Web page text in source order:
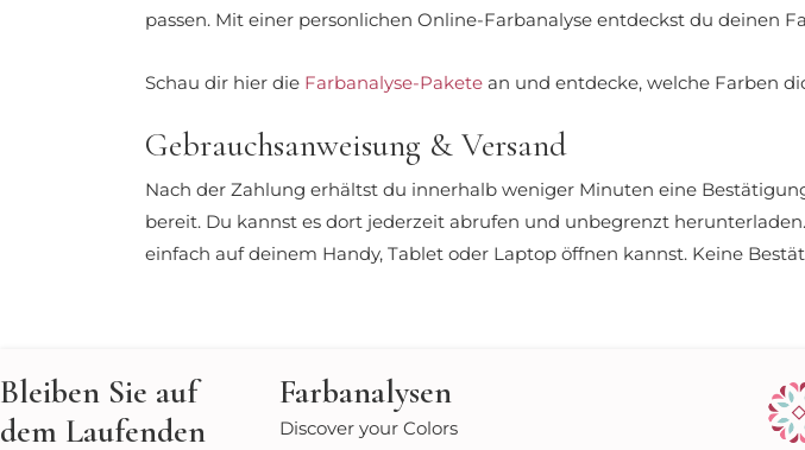
passen. Mit einer personlichen Online-Farbanalyse entdeckst du deinen
Schau dir hier die Farbanalyse-Pakete an und entdecke, welche Farben
Gebrauchsanweisung & Versand
Nach der Zahlung erhältst du innerhalb weniger Minuten eine
bereit. Du kannst es dort jederzeit abrufen und unbegrenzt
einfach auf deinem Handy, Tablet oder Laptop öffnen kannst. Keine
Bleiben Sie auf
dem Laufenden
Farbanalysen
Discover your Colors